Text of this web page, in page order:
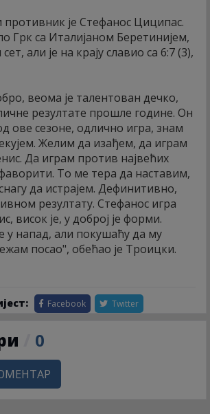
је Стефанос Циципас.
Грк са Италијаном Беретинијем,
али је на крају славио са 6:7 (3),
веома је талентован дечко,
резултате прошле године. Он
ове сезоне, одлично игра, знам
Желим да изађем, да играм
Да играм против највећих
фаворити. То ме тера да наставим,
да истрајем. Дефинитивно,
резултату. Стефанос игра
висок је, у доброј је форми.
у напад, али покушаћу да му
посао", обећао је Троицки.
Facebook Twitter
0